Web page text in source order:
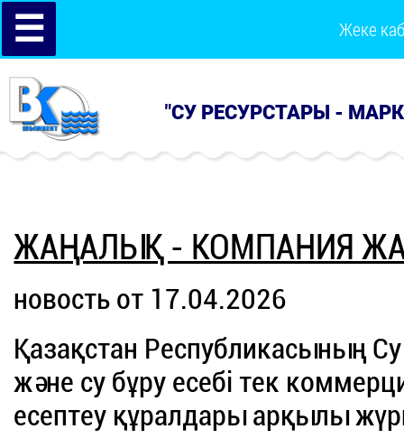
☰ Жеке
"СУ РЕСУРСТАРЫ -
ЖАҢАЛЫҚ - КОМПАНИЯ
новость от 17.04.2026
Қазақстан Республикасының
және су бұру есебі тек
есептеу құралдары арқылы